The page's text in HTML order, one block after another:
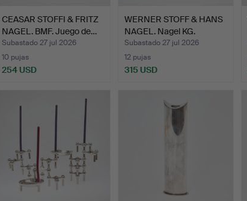
CEASAR STOFFI & FRITZ
NAGEL. BMF. Juego de…
Subastado 27 jul 2026
10 pujas
254 USD
WERNER STOFF & HANS
NAGEL. Nagel KG.
Juego…
Subastado 27 jul 2026
12 pujas
315 USD